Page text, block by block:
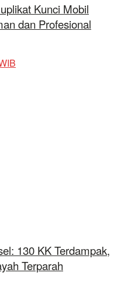
Kunci Mobil
dan Profesional
130 KK Terdampak,
Terparah